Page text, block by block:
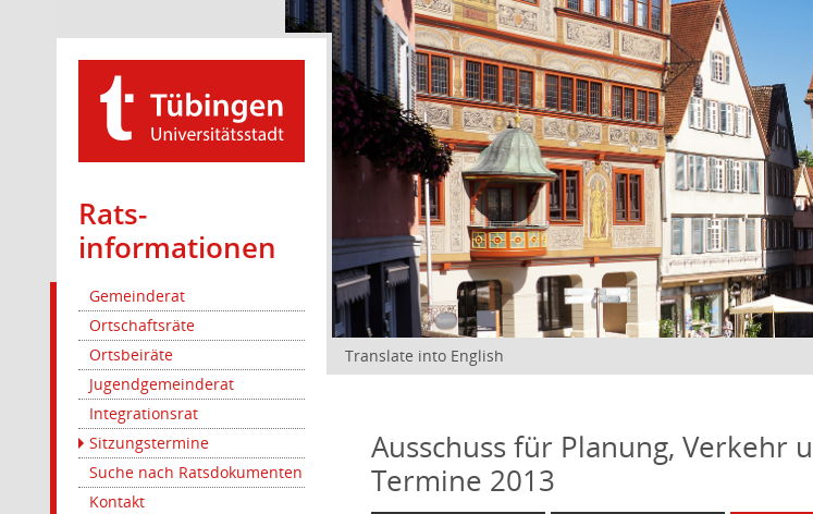
Rats­
informationen
Gemeinderat
Ortschaftsräte
Ortsbeiräte
Jugendgemeinderat
Integrationsrat
Sitzungstermine
Suche nach Ratsdokumenten
Kontakt
Translate into English
Ausschuss für Planung, Verkehr
Termine 2013